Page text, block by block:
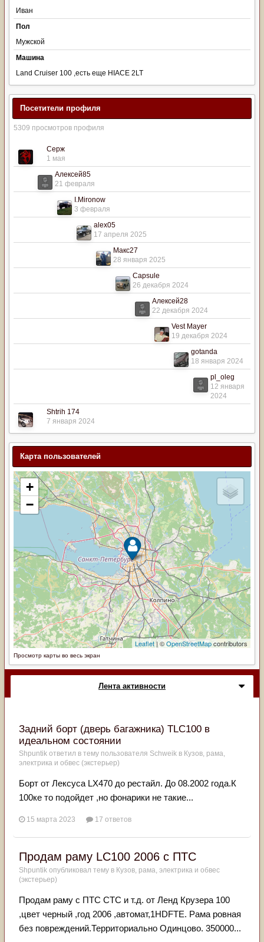
Иван
Пол
Мужской
Машина
Land Cruiser 100 ,есть еще HIACE 2LT
Посетители профиля
5309 просмотров профиля
Серж
1 мая
Алексей85
21 февраля
I.Mironow
3 февраля
alex05
17 апреля 2025
Макс27
28 января 2025
Capsule
26 декабря 2024
Алексей28
22 декабря 2024
Vest Mayer
19 декабря 2024
gotanda
18 января 2024
pl_oleg
12 января
2024
Shtrih 174
7 января 2024
Карта пользователей
Просмотр карты во весь экран
Лента активности
Задний борт (дверь багажника) TLC100 в
идеальном состоянии
Shpuntik ответил в тему пользователя Schweik в Кузов, рама,
электрика и обвес (экстерьер)
Борт от Лексуса LX470 до рестайл. До 08.2002 года.К
100ке то подойдет ,но фонарики не такие...
15 марта 2023 17 ответов
Продам раму LC100 2006 с ПТС
Shpuntik опубликовал тему в Кузов, рама, электрика и обвес
(экстерьер)
Продам раму с ПТС СТС и т.д. от Ленд Крузера 100
,цвет черный ,год 2006 ,автомат,1HDFTE. Рама ровная
без повреждений.Территориально Одинцово. 350000...